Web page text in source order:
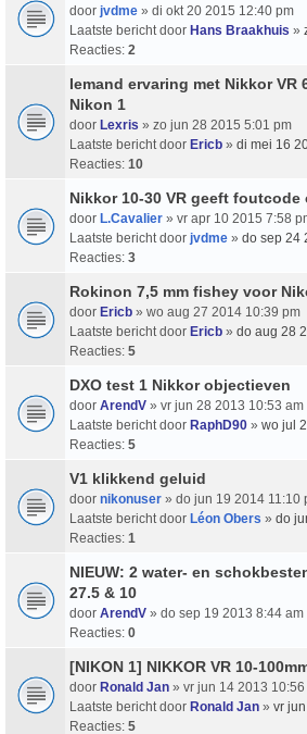
door jvdme » di okt 20 2015 12:40 pm
Laatste bericht door Hans Braakhuis »
Reacties: 2
Iemand ervaring met Nikkor VR
Nikon 1
door Lexris » zo jun 28 2015 5:01 pm
Laatste bericht door Ericb » di mei 16
Reacties: 10
Nikkor 10-30 VR geeft foutcode
door L.Cavalier » vr apr 10 2015 7:58
Laatste bericht door jvdme » do sep 24
Reacties: 3
Rokinon 7,5 mm fishey voor
door Ericb » wo aug 27 2014 10:39 pm
Laatste bericht door Ericb » do aug 28
Reacties: 5
DXO test 1 Nikkor objectieven
door ArendV » vr jun 28 2013 10:53 am
Laatste bericht door RaphD90 » wo jul
Reacties: 5
V1 klikkend geluid
door nikonuser » do jun 19 2014 11:10
Laatste bericht door Léon Obers » do
Reacties: 1
NIEUW: 2 water- en
27.5 & 10
door ArendV » do sep 19 2013 8:44 am
Reacties: 0
[NIKON 1] NIKKOR VR 10-
door Ronald Jan » vr jun 14 2013 10:56
Laatste bericht door Ronald Jan » vr
Reacties: 5